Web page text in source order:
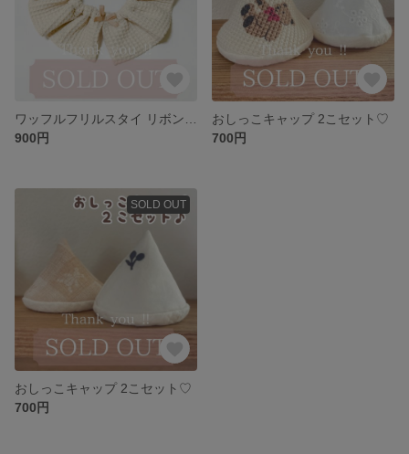
900円
おしっこキャップ 2こセット♡
700円
SOLD OUT
おしっこキャップ 2こセット♡
700円